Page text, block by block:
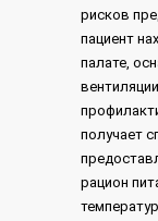
рисков
пациент
палате,
получает
рацион